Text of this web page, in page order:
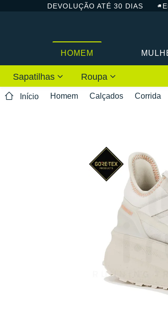
DEVOLUÇÃO ATÉ 30 DIAS
HOMEM
Sapatilhas Roupa
Início Homem Calçados Corrida